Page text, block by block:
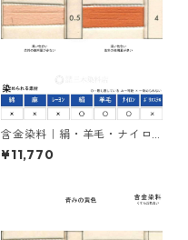
含金染料｜絹・羊毛・ナイロ
ンを染める｜500g｜ラニール
オレンヂＲ（橙色）
¥11,770